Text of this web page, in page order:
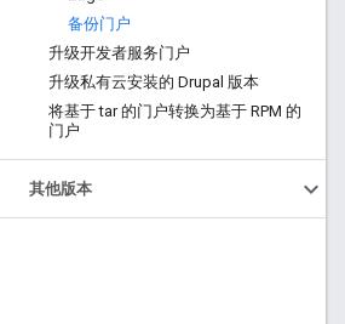
备份门户
升级开发者服务门户
升级私有云安装的 Drupal 版本
将基于 tar 的门户转换为基于 RPM 的
门户
其他版本